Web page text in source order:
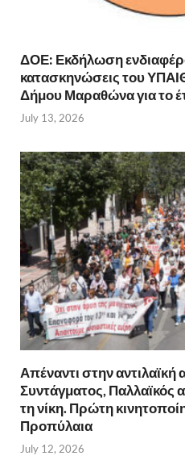
ΔΟΕ: Εκδήλωση
κατασκηνώσεις του
Δήμου Μαραθώνα για το
July 13, 2026
Απέναντι στην
Συντάγματος, Παλλαϊκός
τη νίκη. Πρώτη
Προπύλαια
July 12, 2026